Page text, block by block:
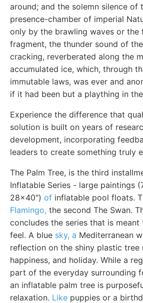
around; and the solemn silence of
presence-chamber of imperial
only by the brawling waves or the
fragment, the thunder sound of
cracking, reverberated along the
accumulated ice, which, through
immutable laws, was ever and
if it had been but a plaything in
Experience the difference that
solution is built on years of
development, incorporating
leaders to create something truly
The Palm Tree, is the third
Inflatable Series - large paintings
28x40") of inflatable pool floats.
Flamingo, the second The Swan.
concludes the series that is
feel. A blue sky, a Mediterranean
reflection on the shiny plastic tree
happiness, and holiday. While a
part of the everyday surrounding
an inflatable palm tree is
relaxation. Like puppies or a